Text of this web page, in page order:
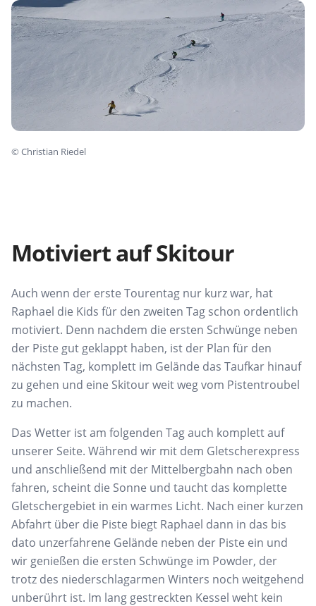
©Christian Riedel
Motiviert auf Skitour
Auch wenn der erste Tourentag nur kurz war, hat
Raphael die Kids für den zweiten Tag schon ordentlich
motiviert. Denn nachdem die ersten Schwünge neben
der Piste gut geklappt haben, ist der Plan für den
nächsten Tag, komplett im Gelände das Taufkar hinauf
zu gehen und eine Skitour weit weg vom Pistentroubel
zu machen.
Das Wetter ist am folgenden Tag auch komplett auf
unserer Seite. Während wir mit dem Gletscherexpress
und anschließend mit der Mittelbergbahn nach oben
fahren, scheint die Sonne und taucht das komplette
Gletschergebiet in ein warmes Licht. Nach einer kurzen
Abfahrt über die Piste biegt Raphael dann in das bis
dato unzerfahrene Gelände neben der Piste ein und
wir genießen die ersten Schwünge im Powder, der
trotz des niederschlagarmen Winters noch weitgehend
unberührt ist. Im lang gestreckten Kessel weht kein